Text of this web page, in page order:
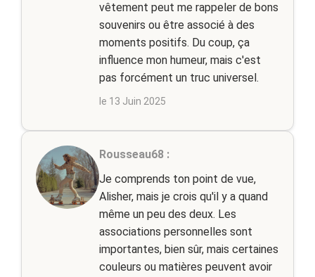
vêtement peut me rappeler de bons
souvenirs ou être associé à des
moments positifs. Du coup, ça
influence mon humeur, mais c'est
pas forcément un truc universel.
le 13 Juin 2025
Rousseau68 :
Je comprends ton point de vue,
Alisher, mais je crois qu'il y a quand
même un peu des deux. Les
associations personnelles sont
importantes, bien sûr, mais certaines
couleurs ou matières peuvent avoir